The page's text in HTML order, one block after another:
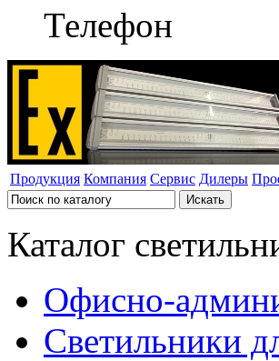
Телефон
Продукция Компания Сервис Дилеры
Каталог
Офисно-
Светильники